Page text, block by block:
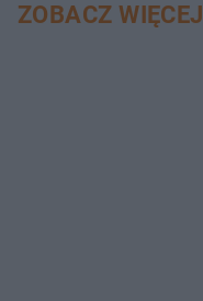
ZOBACZ WIĘCEJ